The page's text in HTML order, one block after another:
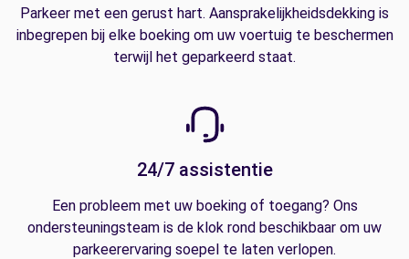
Parkeer met een gerust hart. Aansprakelijkheidsdekking is
inbegrepen bij elke boeking om uw voertuig te beschermen
terwijl het geparkeerd staat.
24/7 assistentie
Een probleem met uw boeking of toegang? Ons
ondersteuningsteam is de klok rond beschikbaar om uw
parkeerervaring soepel te laten verlopen.